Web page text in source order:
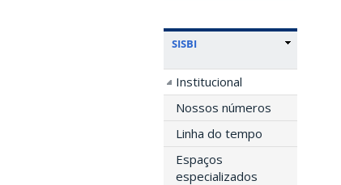
SISBI
Institucional
Nossos números
Linha do tempo
Espaços
especializados